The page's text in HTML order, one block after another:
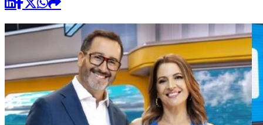
Universidad de Chile
Sustentabilidad